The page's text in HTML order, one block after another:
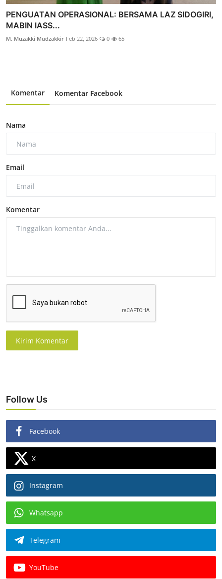
PENGUATAN OPERASIONAL: BERSAMA LAZ SIDOGIRI,
MABIN IASS...
M. Muzakki Mudzakkir Feb 22, 2026 0 65
Komentar Komentar Facebook
Nama
Email
Komentar
Kirim Komentar
Follow Us
Facebook
X
Instagram
Whatsapp
Telegram
YouTube